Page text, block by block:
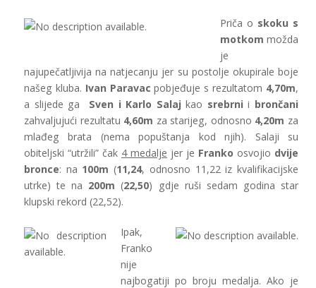
Priča o skoku s
motkom možda
je
najupečatljivija na natjecanju jer su postolje okupirale boje
našeg kluba. Ivan Paravac pobjeđuje s rezultatom 4,70m,
a slijede ga Sven i Karlo Salaj kao srebrni i brončani
zahvaljujući rezultatu 4,60m za starijeg, odnosno 4,20m za
mlađeg brata (nema popuštanja kod njih). Salaji su
obiteljski “utržili” čak 4 medalje jer je Franko osvojio dvije
bronce: na 100m (11,24, odnosno 11,22 iz kvalifikacijske
utrke) te na 200m (22,50) gdje ruši sedam godina star
klupski rekord (22,52).
Ipak,
Franko
nije
najbogatiji po broju medalja. Ako je